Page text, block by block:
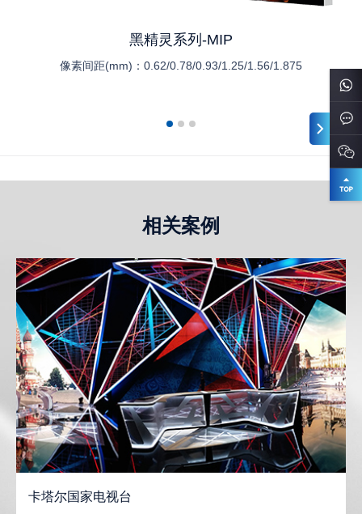
黑精灵系列-MIP
像素间距(mm)： 0.62/0.78/0.93/1.25/1.56/1.875
相关案例
卡塔尔国家电视台